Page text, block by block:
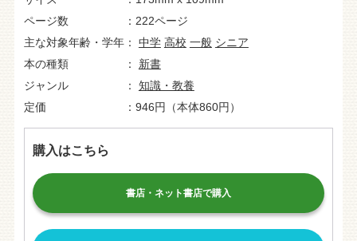
ページ数
222ページ
主な対象年齢・学年
中学 高校 一般 シニア
本の種類
新書
ジャンル
知識・教養
定価
946円（本体860円）
購入はこちら
書店・ネット書店で購入